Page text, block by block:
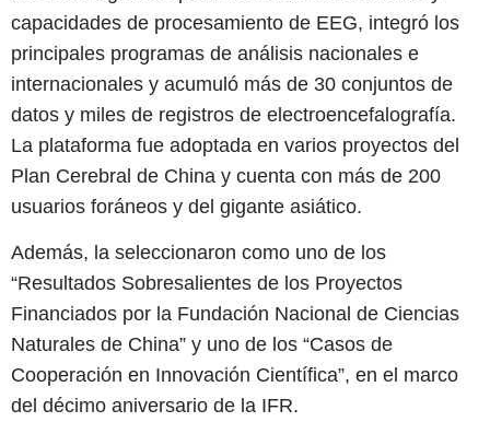
capacidades de procesamiento de EEG, integró los
principales programas de análisis nacionales e
internacionales y acumuló más de 30 conjuntos de
datos y miles de registros de electroencefalografía.
La plataforma fue adoptada en varios proyectos del
Plan Cerebral de China y cuenta con más de 200
usuarios foráneos y del gigante asiático.
Además, la seleccionaron como uno de los
“Resultados Sobresalientes de los Proyectos
Financiados por la Fundación Nacional de Ciencias
Naturales de China” y uno de los “Casos de
Cooperación en Innovación Científica”, en el marco
del décimo aniversario de la IFR.